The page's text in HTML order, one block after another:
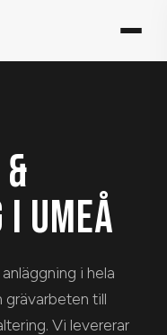
I UMEÅ
i hela
grävarbeten till
Vi levererar